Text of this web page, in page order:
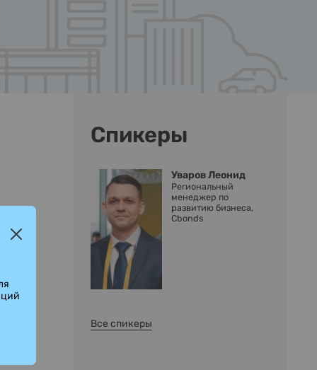
Спикеры
Уваров Леонид
Региональный
менеджер по
развитию бизнеса,
Cbonds
Все спикеры